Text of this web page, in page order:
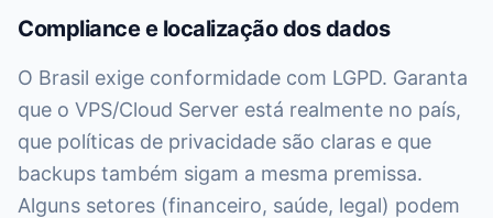
Compliance e localização dos dados
O Brasil exige conformidade com LGPD. Garanta
que o VPS/Cloud Server está realmente no país,
que políticas de privacidade são claras e que
backups também sigam a mesma premissa.
Alguns setores (financeiro, saúde, legal) podem